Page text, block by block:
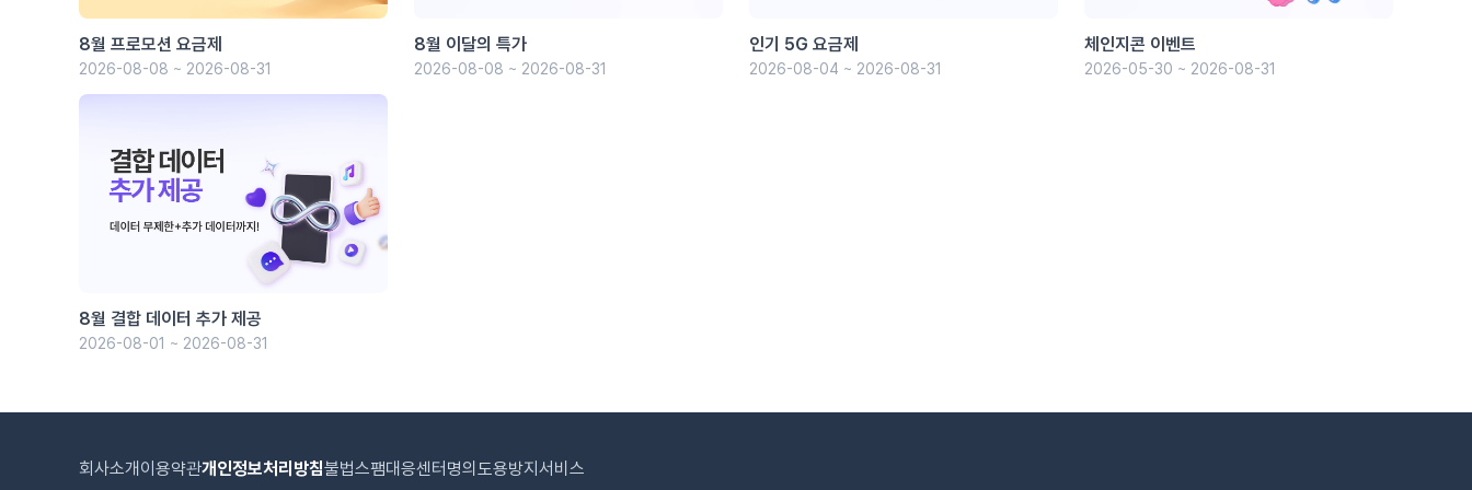
8월 프로모션 요금제
2026-08-08 ~ 2026-08-31
8월 이달의 특가
2026-08-08 ~ 2026-08-31
인기 5G 요금제
2026-08-04 ~ 2026-08-31
체인지콘 이벤트
2026-05-30 ~ 2026-08-31
8월 결합 데이터 추가 제공
2026-08-01 ~ 2026-08-31
회사소개 이용약관개인정보처리방침불법스팸대응센터 명의도용방지서비스